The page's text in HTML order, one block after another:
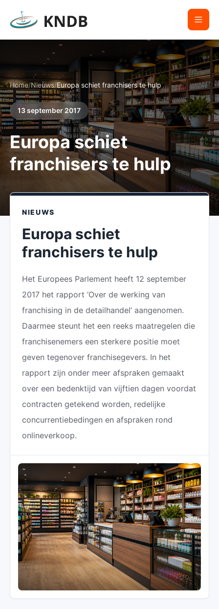
Home/Nieuws/Europa schiet franchisers te hulp
13 september 2017
Europa schiet
franchisers te hulp
NIEUWS
Europa schiet
franchisers te hulp
Het Europees Parlement heeft 12 september
2017 het rapport ‘Over de werking van
franchising in de detailhandel’ aangenomen.
Daarmee steunt het een reeks maatregelen die
franchisenemers een sterkere positie moet
geven tegenover franchisegevers. In het
rapport zijn onder meer afspraken gemaakt
over een bedenktijd van vijftien dagen voordat
contracten getekend worden, redelijke
concurrentiebedingen en afspraken rond
onlineverkoop.